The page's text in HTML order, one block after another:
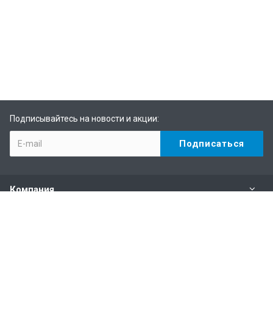
Подписывайтесь на новости и акции:
Компания